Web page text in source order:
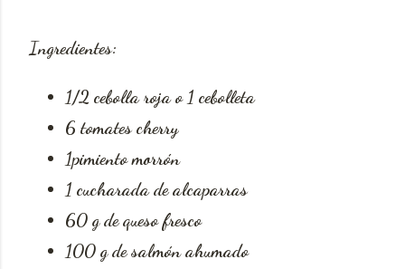
Ingredientes:
1/2 cebolla roja o 1 cebolleta
6 tomates cherry
1pimiento morrón
1 cucharada de alcaparras
60 g de queso fresco
100 g de salmón ahumado